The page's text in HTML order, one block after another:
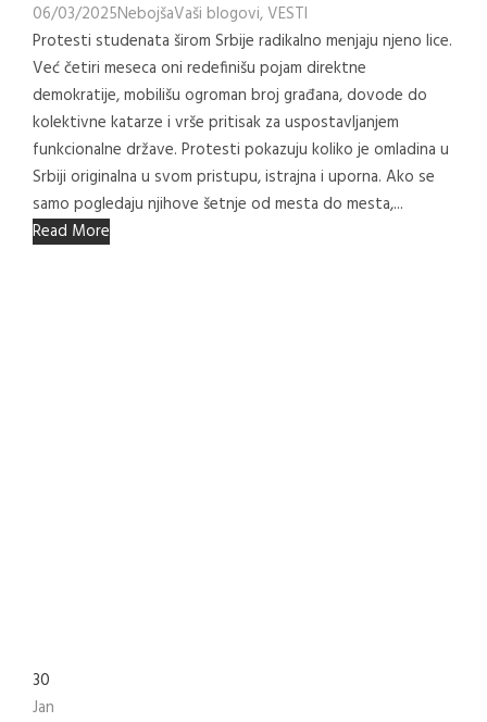
06/03/2025NebojšaVaši blogovi,VESTI
Protesti studenata širom Srbije radikalno menjaju njeno lice.
Već četiri meseca oni redefinišu pojam direktne
demokratije, mobilišu ogroman broj građana, dovode do
kolektivne katarze i vrše pritisak za uspostavljanjem
funkcionalne države. Protesti pokazuju koliko je omladina u
Srbiji originalna u svom pristupu, istrajna i uporna. Ako se
samo pogledaju njihove šetnje od mesta do mesta,...
Read More
30
Jan